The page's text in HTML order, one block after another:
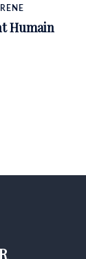
Humain